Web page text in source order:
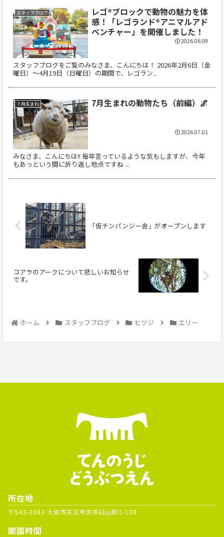
スタッフブログ
レゴ®ブロックで動物の魅力を体
感！「レゴランド®アニマルアド
ベンチャー」を開催しました！
スタッフブログをご覧のみなさま、こんにちは！ 2026年2月6日（金
曜日）〜4月19日（日曜日）の期間で、レゴラン...
2026.06.09
７月生まれ 7月生まれの動物たち（前編）🌌
みなさま、こんにちは!! 毎年言っているような気もしますが、今年
もあっという間に折り返し地点ですね ...
2026.07.01
「仮チンパンジー舎」がオープンします
コアラのアークについて悲しいお知らせ
です。
ホーム スタッフブログ ヒツジ エリー
所在地
〒543-0063 大阪市天王寺区茶臼山町1-108
開園時間